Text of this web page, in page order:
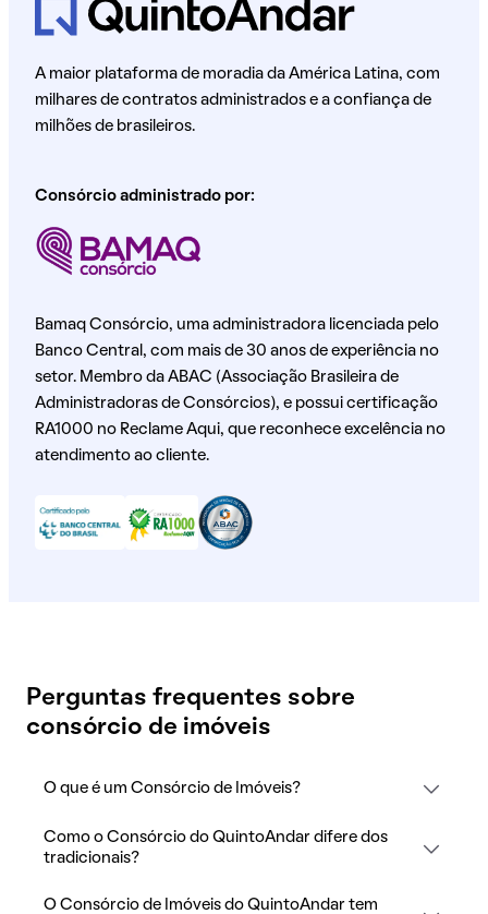
A maior plataforma de moradia da América Latina, com
milhares de contratos administrados e a confiança de
milhões de brasileiros.
Consórcio administrado por:
Bamaq Consórcio, uma administradora licenciada pelo
Banco Central, com mais de 30 anos de experiência no
setor. Membro da ABAC (Associação Brasileira de
Administradoras de Consórcios), e possui certificação
RA1000 no Reclame Aqui, que reconhece excelência no
atendimento ao cliente.
Perguntas frequentes sobre
consórcio de imóveis
O que é um Consórcio de Imóveis?
Como o Consórcio do QuintoAndar difere dos
tradicionais?
O Consórcio de Imóveis do QuintoAndar tem